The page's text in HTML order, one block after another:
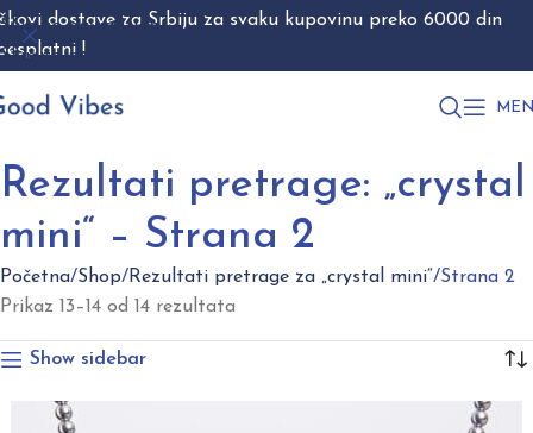
Skip to navigation
Skip to main content
Rezultati pretrage: „crystal
mini“ – Strana 2
Početna Shop Rezultati pretrage za „crystal mini“ Strana 2
Prikaz 13–14 od 14 rezultata
Show sidebar
dostave za Srbiju za svaku kupovinu preko 6000 din
!